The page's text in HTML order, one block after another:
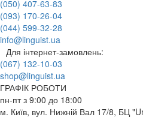
(050) 407-63-83
(093) 170-26-04
(044) 599-32-28
info@linguist.ua
Для інтернет-замовлень:
(067) 132-10-03
shop@linguist.ua
ГРАФІК РОБОТИ
пн-пт з 9:00 до 18:00
м. Київ, вул. Нижній Вал 17/8, БЦ